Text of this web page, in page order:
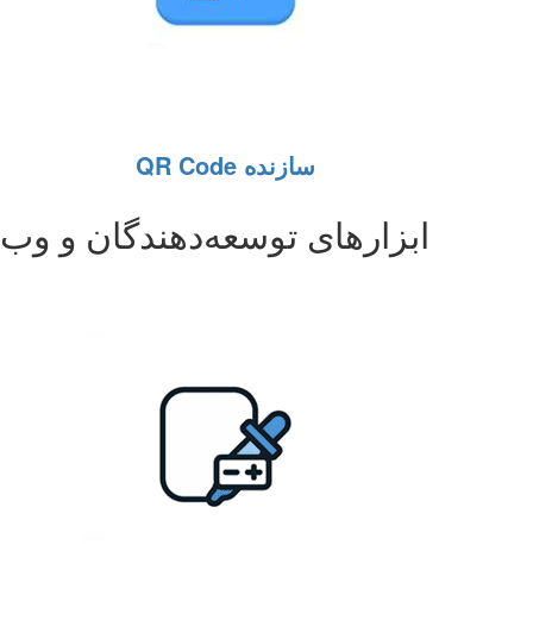
سازنده QR Code
ابزارهای توسعه‌دهندگان و وب